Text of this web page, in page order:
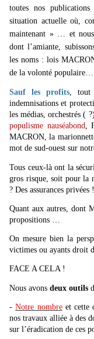
toutes nos
situation actuelle où,
maintenant » … et
dont l’amiante,
les noms : lois
de la volonté populaire…
Sauf les profits, tout
indemnisations et
les médias, orchestrés (
populisme nauséabond,
MACRON, la
mot de sud-ouest sur
Tous ceux-là ont la
gros risque, soit pour la
? Des assurances privées !
Quant aux autres, dont
propositions …
On mesure bien la
victimes ou ayants droit
FACE A CELA !
Nous avons deux outils
-Notre nombreet cette
nos travaux alliée à des
sur l’éradication de ces